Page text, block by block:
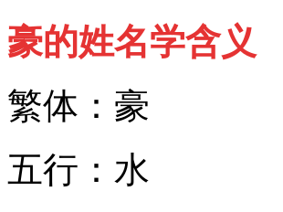
豪的姓名学含义
繁体：豪
五行：水